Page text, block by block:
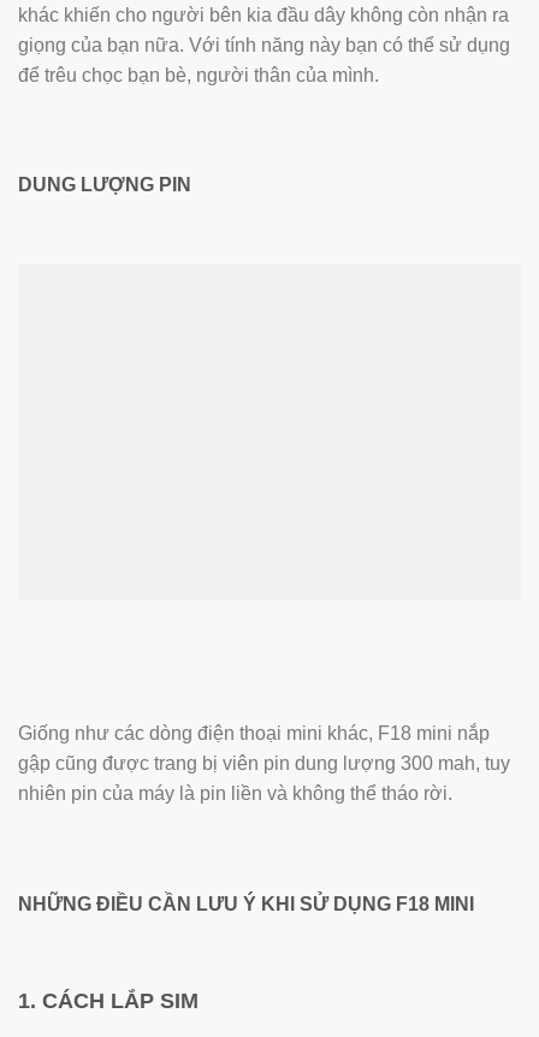
khác khiến cho người bên kia đầu dây không còn nhận ra
giọng của bạn nữa. Với tính năng này bạn có thể sử dụng
để trêu chọc bạn bè, người thân của mình.
DUNG LƯỢNG PIN
Giống như các dòng điện thoại mini khác, F18 mini nắp
gập cũng được trang bị viên pin dung lượng 300 mah, tuy
nhiên pin của máy là pin liền và không thể tháo rời.
NHỮNG ĐIỀU CẦN LƯU Ý KHI SỬ DỤNG F18 MINI
1. CÁCH LẮP SIM